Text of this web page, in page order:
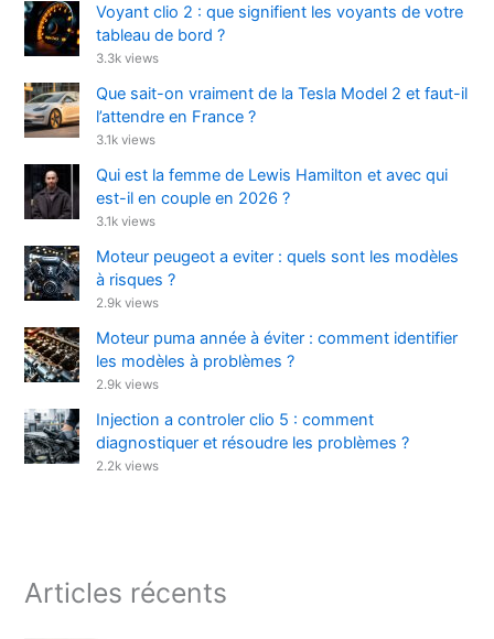
Voyant clio 2 : que signifient les voyants de votre
tableau de bord ?
3.3k views
Que sait-on vraiment de la Tesla Model 2 et faut-il
l’attendre en France ?
3.1k views
Qui est la femme de Lewis Hamilton et avec qui
est-il en couple en 2026 ?
3.1k views
Moteur peugeot a eviter : quels sont les modèles
à risques ?
2.9k views
Moteur puma année à éviter : comment identifier
les modèles à problèmes ?
2.9k views
Injection a controler clio 5 : comment
diagnostiquer et résoudre les problèmes ?
2.2k views
Articles récents